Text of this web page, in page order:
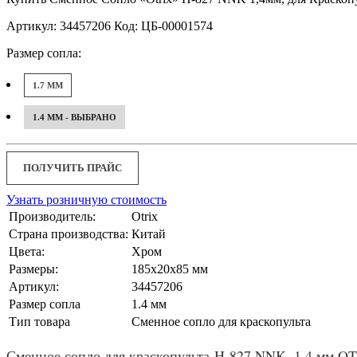
Артикул: 34457206 Код: ЦБ-00001574
Размер сопла:
1.7 ММ
1.4 ММ - ВЫБРАНО
ПОЛУЧИТЬ ПРАЙС
Узнать розничную стоимость
Производитель:
Otrix
Страна производства: Китай
Цвета:
Хром
Размеры:
185x20x85 мм
Артикул:
34457206
Размер сопла
1.4 мм
Тип товара
Сменное сопло для краскопульта